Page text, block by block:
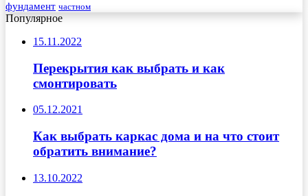
фундамент частном
Популярное
15.11.2022
Перекрытия как выбрать и как
смонтировать
05.12.2021
Как выбрать каркас дома и на что стоит
обратить внимание?
13.10.2022